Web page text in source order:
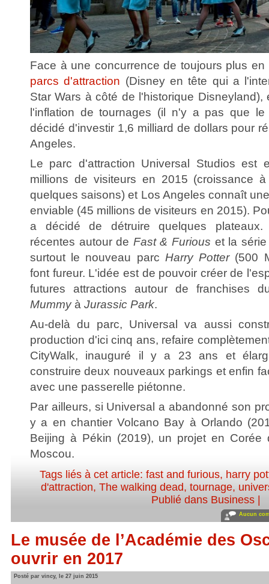
Face à une concurrence de toujours plus
parcs d'attraction (Disney en tête qui a
Star Wars à côté de l'historique Disneyland),
l'inflation de tournages (il n'y a pas que le
décidé d'investir 1,6 milliard de dollars pour
Angeles.
Le parc d'attraction Universal Studios est
millions de visiteurs en 2015 (croissance
quelques saisons) et Los Angeles connaît
enviable (45 millions de visiteurs en 2015).
a décidé de détruire quelques
récentes autour de Fast & Furious et la
surtout le nouveau parc Harry Potter(500
font fureur. L'idée est de pouvoir créer de
futures attractions autour de franchises
Mummyà Jurassic Park.
Au-delà du parc, Universal va aussi
production d'ici cinq ans, refaire
CityWalk, inauguré il y a 23 ans et
construire deux nouveaux parkings et enfin
avec une passerelle piétonne.
Par ailleurs, si Universal a abandonné son
y a en chantier Volcano Bay à Orlando
Beijing à Pékin (2019), un projet en
Moscou.
Tags liés à cet article: fast and furious, harry
d'attraction, The walking dead, tournage,
Publié dans Business
Aucun
Le musée de l’Académie des
ouvrir en 2017
Posté par vincy, le 27 juin 2015